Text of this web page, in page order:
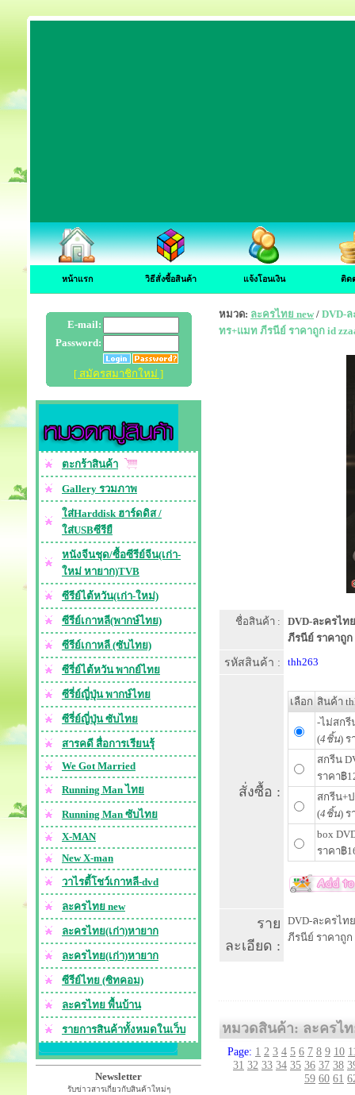
หน้าแรก วิธีสั่งซื้อสินค้า แจ้งโอนเงิน ติด
E-mail:
Password:
[ สมัครสมาชิกใหม่ ]
ตะกร้าสินค้า
Gallery รวมภาพ
ใส่Harddisk ฮาร์ดดิส /
ใส่USBซีรียื
หนังจีนชุด/ซื้อซีรีย์จีน(เก่า-
ใหม่ หายาก)TVB
ซีรีย์ไต้หวัน(เก่า-ใหม่)
ซีรีย์เกาหลี(พากษ์ไทย)
ซีรีย์เกาหลี (ซับไทย)
ซีรี่ย์ไต้หวัน พากย์ไทย
ซีรี่ย์ญี่ปุ่น พากษ์ไทย
ซีรี่ย์ญี่ปุ่น ซับไทย
สารคดี สื่อการเรียนรุ้
We Got Married
Running Man ไทย
Running Man ซับไทย
X-MAN
New X-man
วาไรตี้โชว์เกาหลี-dvd
ละครไทย new
ละครไทย(เก่า)หายาก
ละครไทย(เก่า)หายาก
ซีรีย์ไทย (ซิทคอม)
ละครไทย พื้นบ้าน
รายการสินค้าทั้งหมดในเว็บ
Newsletter
รับข่าวสารเกี่ยวกับสินค้าใหม่ๆ
หมวด: ละครไทย new / DVD-
ทร+แมท ภีรนีย์ ราคาถูก id
ชื่อสินค้า :
DVD-ละครไท
ภีรนีย์ ราคาถูก
รหัสสินค้า : thh263
สั่งซื้อ :
เลือก สินค้า
-ไม่สกรี
(4ชิ้น) ร
สกรีน
ราคา฿
สกรีน+
(4ชิ้น) ร
box
ราคา฿
ราย
ละเอียด :
DVD-ละครไท
ภีรนีย์ ราคาถูก
หมวดสินค้า: ละครไท
Page: 1 2 3 4 5 6 7 8 9 10
31 32 33 34 35 36 37 38
59 60 61